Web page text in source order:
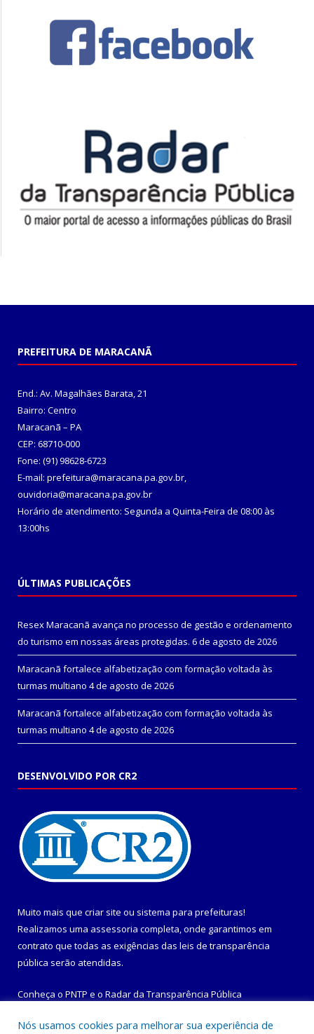
PREFEITURA DE MARACANÃ
End.: Av. Magalhães Barata, 21
Bairro: Centro
Maracanã – PA
CEP: 68710-000
Fone: (91) 98628-6723
E-mail: prefeitura@maracana.pa.gov.br,
ouvidoria@maracana.pa.gov.br
Horário de atendimento: Segunda a Quinta-Feira de 08:00 às
13:00hs
ÚLTIMAS PUBLICAÇÕES
Resex Maracanã avança no processo de gestão e ordenamento
do turismo em nossas áreas protegidas. 6 de agosto de 2026
Maracanã fortalece alfabetização com formação voltada às
turmas multiano 4 de agosto de 2026
Maracanã fortalece alfabetização com formação voltada às
turmas multiano 4 de agosto de 2026
DESENVOLVIDO POR CR2
Muito mais que criar site ou sistema para prefeituras!
Realizamos uma assessoria completa, onde garantimos em
contrato que todas as exigências das leis de transparência
pública serão atendidas.
Conheça o PNTP e o Radar da Transparência Pública
Nós usamos cookies para melhorar sua experiência de